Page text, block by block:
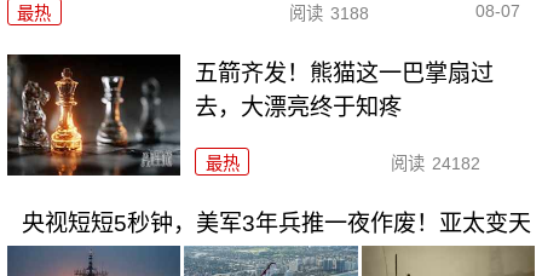
最热 阅读 3188 08-07
五箭齐发！熊猫这一巴掌扇过
去，大漂亮终于知疼
最热 阅读 24182
央视短短5秒钟，美军3年兵推一夜作废！亚太变天